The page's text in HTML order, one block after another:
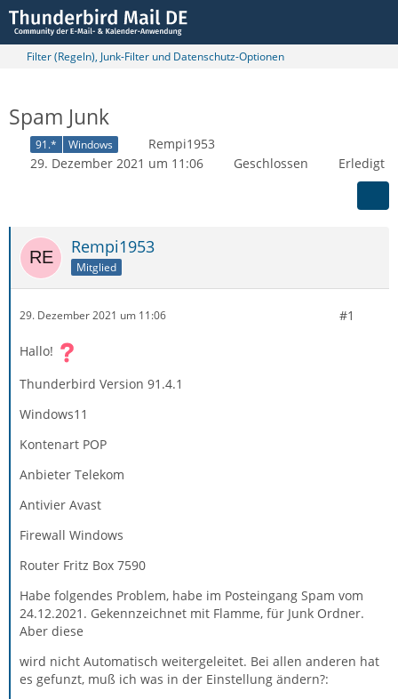
Filter (Regeln), Junk-Filter und Datenschutz-Optionen
Spam Junk
91.* Windows
Rempi1953
29. Dezember 2021 um 11:06
Geschlossen Erledigt
Rempi1953
Mitglied
29. Dezember 2021 um 11:06 #1
Hallo!
Thunderbird Version 91.4.1
Windows11
Kontenart POP
Anbieter Telekom
Antivier Avast
Firewall Windows
Router Fritz Box 7590
Habe folgendes Problem, habe im Posteingang Spam vom
24.12.2021. Gekennzeichnet mit Flamme, für Junk Ordner.
Aber diese
wird nicht Automatisch weitergeleitet. Bei allen anderen hat
es gefunzt, muß ich was in der Einstellung ändern?: